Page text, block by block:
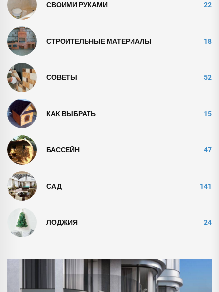
СВОИМИ РУКАМИ 22
СТРОИТЕЛЬНЫЕ МАТЕРИАЛЫ 18
СОВЕТЫ 52
КАК ВЫБРАТЬ 15
БАССЕЙН 47
САД 141
ЛОДЖИЯ 24